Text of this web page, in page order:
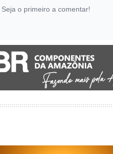
Seja o primeiro a comentar!